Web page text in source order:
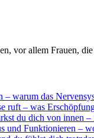
vor allem Frauen,
– warum das
ruft – was
du dich von innen
und Funktionieren –